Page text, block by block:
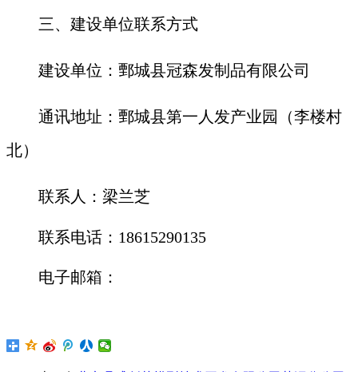
三、建设单位联系方式
建设单位： 鄄城县冠森发制品有限公司
通讯地址：鄄城县第一人发产业园（李楼村
北）
联系人：梁兰芝
联系电话： 18615290135
电子邮箱：